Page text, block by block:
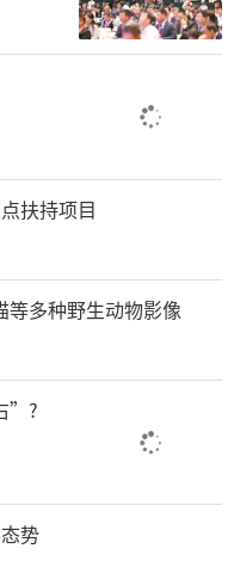
扶持项目
多种野生动物影像
”?
势